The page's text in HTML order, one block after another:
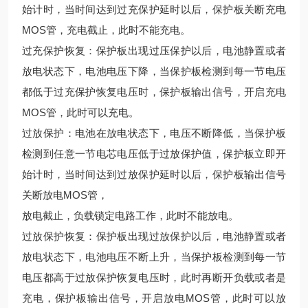
始计时，当时间达到过充保护延时以后，保护板关断充电
MOS管，充电截止，此时不能充电。
过充保护恢复：保护板出现过压保护以后，电池静置或者
放电状态下，电池电压下降，当保护板检测到每一节电压
都低于过充保护恢复电压时，保护板输出信号，开启充电
MOS管，此时可以充电。
过放保护：电池在放电状态下，电压不断降低，当保护板
检测到任意一节电芯电压低于过放保护值，保护板立即开
始计时，当时间达到过放保护延时以后，保护板输出信号
关断放电MOS管，
放电截止，负载锁定电路工作，此时不能放电。
过放保护恢复：保护板出现过放保护以后，电池静置或者
放电状态下，电池电压不断上升，当保护板检测到每一节
电压都高于过放保护恢复电压时，此时再断开负载或者是
充电，保护板输出信号，开启放电MOS管，此时可以放